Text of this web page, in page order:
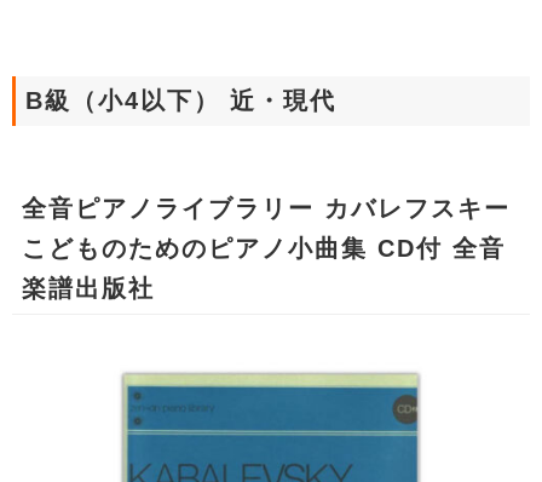
B級（小4以下） 近・現代
全音ピアノライブラリー カバレフスキー
こどものためのピアノ小曲集 CD付 全音
楽譜出版社